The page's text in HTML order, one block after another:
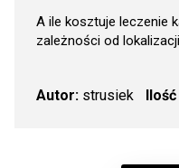
A ile kosztuje leczenie
zależności od
Autor: strusiek